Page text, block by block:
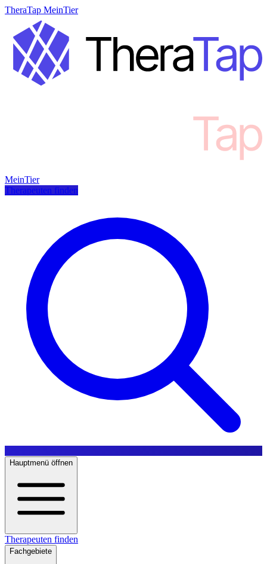
TheraTap MeinTier
MeinTier
Therapeuten finden
Hauptmenü öffnen
Therapeuten finden
Fachgebiete